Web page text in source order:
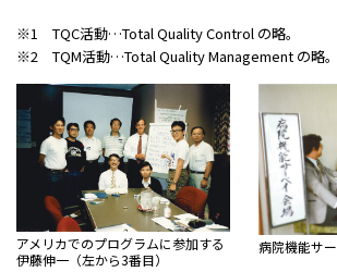
※1 TQC活動…Total Quality Control の略。
※2 TQM活動…Total Quality Management の略。
アメリカでのプログラムに参加する
伊藤伸一（左から3番目）
病院機能サ